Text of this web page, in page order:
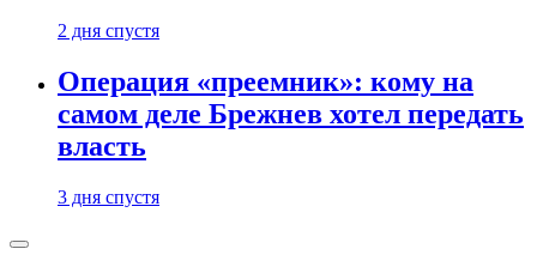
2 дня спустя
Операция «преемник»: кому на
самом деле Брежнев хотел передать
власть
3 дня спустя